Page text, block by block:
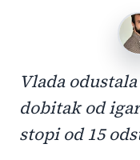
Vlada
dobitak od
stopi od 15